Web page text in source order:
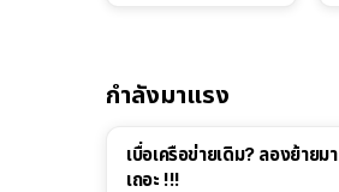
กำลังมาแรง
เบื่อเครือข่ายเดิม? ลองย้าย
เถอะ !!!